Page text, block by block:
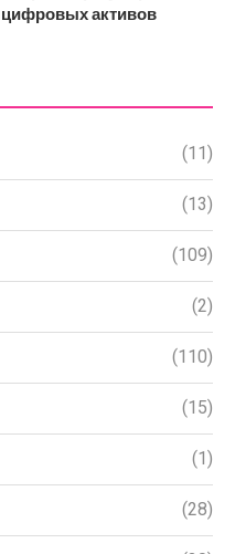
цифровых активов
(11)
(13)
(109)
(2)
(110)
(15)
(1)
(28)